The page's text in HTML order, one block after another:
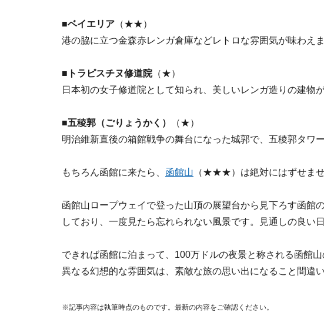
■ベイエリア （★★）
港の脇に立つ金森赤レンガ倉庫などレトロな雰囲気が味わえま
■トラピスチヌ修道院（★）
日本初の女子修道院として知られ、美しいレンガ造りの建物
■五稜郭（ごりょうかく）
（★）
明治維新直後の箱館戦争の舞台になった城郭で、五稜郭タワ
もちろん函館に来たら、 函館山 （★★★）は絶対にはずせませ
函館山ロープウェイで登った山頂の展望台から見下ろす函館
しており、一度見たら忘れられない風景です。見通しの良い
できれば函館に泊まって、100万ドルの夜景と称される函館
異なる幻想的な雰囲気は、素敵な旅の思い出になること間違い
※記事内容は執筆時点のものです。最新の内容をご確認ください。